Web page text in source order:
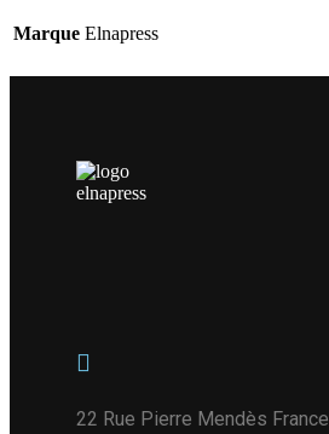
Marque Elnapress
22 Rue Pierre Mendès France